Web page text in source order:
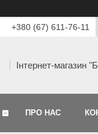
+380 (67) 611-76-11
Інтернет-магазин
ПРО НАС